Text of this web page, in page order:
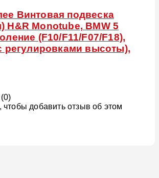
Винтовая подвеска
H&R Monotube, BMW 5
(F10/F11/F07/F18),
регулировками высоты),
чтобы добавить отзыв об этом